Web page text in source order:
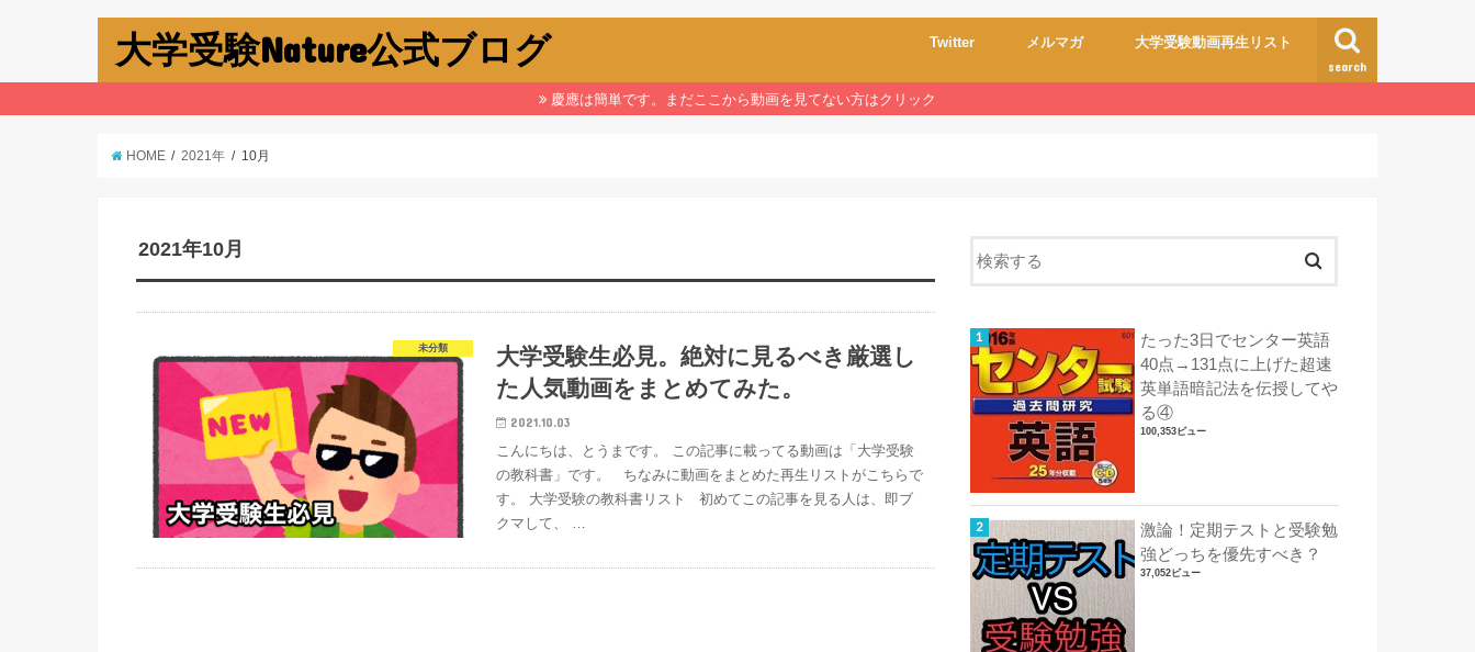
大学受験Nature公式ブログ search
Twitter メルマガ 大学受験動画再生リスト
慶應は簡単です。まだここから動画を見てない方はクリック
HOME 2021年 10月
2021年10月
未分類
大学受験生必見。絶対に見るべき厳選し
た人気動画をまとめてみた。
2021.10.03
こんにちは、とうまです。 この記事に載ってる動画は「大学受験
の教科書」です。 ちなみに動画をまとめた再生リストがこちらで
す。 大学受験の教科書リスト 初めてこの記事を見る人は、即ブ
クマして、 …
たった3日でセンター英語
40点→131点に上げた超速
英単語暗記法を伝授してや
る④
100,353ビュー
激論！定期テストと受験勉
強どっちを優先すべき？
37,052ビュー